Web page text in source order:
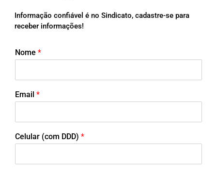
Informação confiável é no Sindicato, cadastre-se para
receber informações!
Nome *
Email *
Celular (com DDD) *